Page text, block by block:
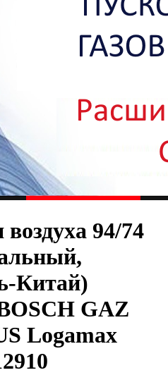
94/74
Китай)
GAZ
Logamax